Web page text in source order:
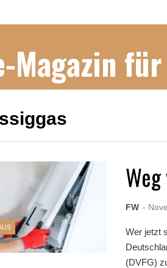
Magazin
FW -
Wer jetzt
(DVFG)